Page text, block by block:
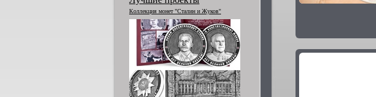
Коллекция монет "Сталин и Жуков"